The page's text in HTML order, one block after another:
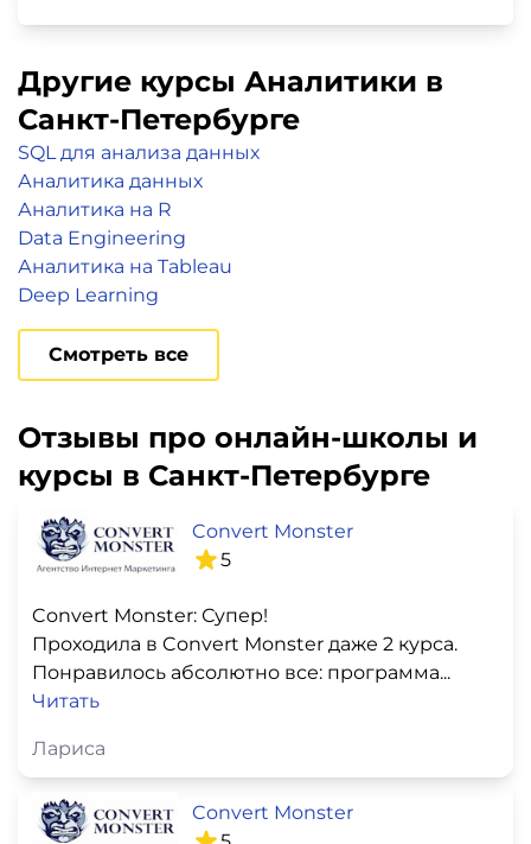
Другие курсы Аналитики в
Санкт-Петербурге
SQL для анализа данных
Аналитика данных
Аналитика на R
Data Engineering
Аналитика на Tableau
Deep Learning
Смотреть все
Отзывы про онлайн-школы и
курсы в Санкт-Петербурге
Convert Monster
5
Convert Monster: Супер!
Проходила в Convert Monster даже 2 курса.
Понравилось абсолютно все: программа...
Читать
Лариса
Convert Monster